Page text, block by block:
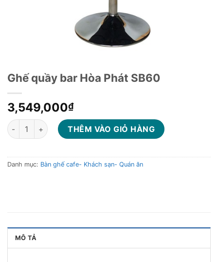
Ghế quầy bar Hòa Phát SB60
3,549,000₫
Ghế quầy bar Hòa Phát SB60 số lượng
THÊM VÀO GIỎ HÀNG
Danh mục: Bàn ghế cafe- Khách sạn- Quán ăn
MÔ TẢ